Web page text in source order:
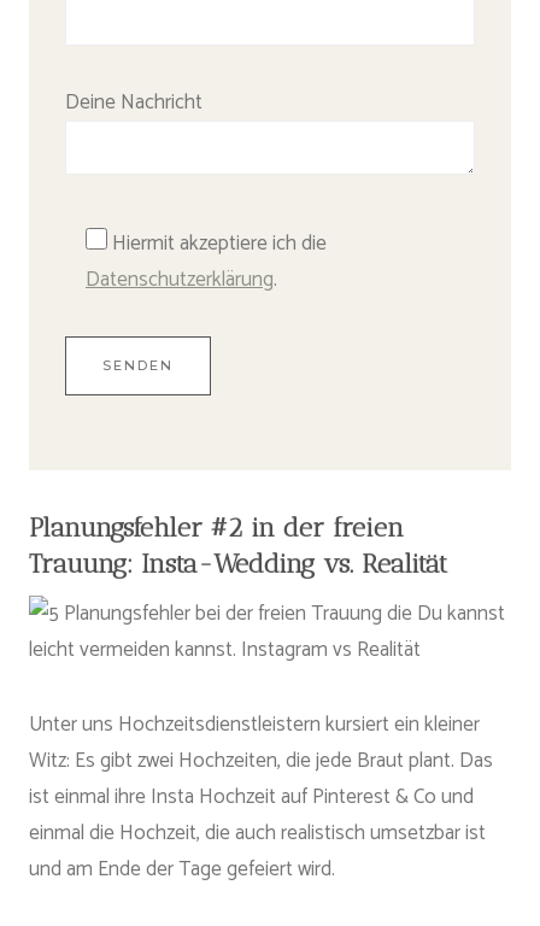
Deine Nachricht
Hiermit akzeptiere ich die
Datenschutzerklärung.
Planungsfehler #2 in der freien
Trauung: Insta-Wedding vs. Realität
Unter uns Hochzeitsdienstleistern kursiert ein kleiner
Witz: Es gibt zwei Hochzeiten, die jede Braut plant. Das
ist einmal ihre Insta Hochzeit auf Pinterest & Co und
einmal die Hochzeit, die auch realistisch umsetzbar ist
und am Ende der Tage gefeiert wird.